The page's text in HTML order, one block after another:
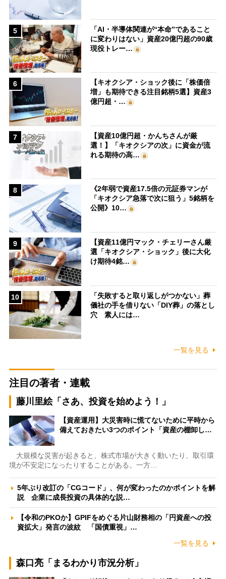
5
「AI・半導体関連が“本命”であること
に変わりはない」資産20億円超の90歳
現役トレー…
6
【キオクシア・ショック後に「株価倍
増」も期待できる注目銘柄5選】資産3
億円超・…
7
【資産10億円超・かんちさんが厳
選！】「キオクシアの次」に資金が流
れる期待の高…
8
《2年弱で資産17.5倍の元証券マンが
「キオクシア急落で次に狙う」5銘柄を
公開》10…
9
【資産11億円マック・チェリーさん厳
選「キオクシア・ショック」後に大化
け期待4銘…
10
「失敗すると取り返しがつかない」葬
儀社の手を借りない「DIY葬」の落とし
穴 素人には…
一覧を見る
注目の著者・連載
藤川里絵「さあ、投資を始めよう！」
【資産運用】大災害時に慌てないために平時から
備えておきたい3つのポイント「資産の棚卸し…
大規模な災害が起きると、株式市場が大きく動いたり、取引環
境が不安定になったりすることがある。一方…
5年ぶり改訂の「CGコード」、何が変わったのかポイントを解
説 企業に成長投資の具体的な説…
【令和のPKOか】GPIFをめぐる片山財務相の「円資産への投
資拡大」発言の波紋 「国債重視」…
一覧を見る
森口亮「まるわかり市況分析」